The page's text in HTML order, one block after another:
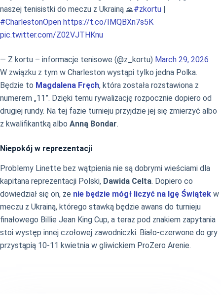
naszej tenisistki do meczu z Ukrainą 🙏#zkortu |
#CharlestonOpen https://t.co/IMQBXn7s5K
pic.twitter.com/Z02VJTHKnu
— Z kortu – informacje tenisowe (@z_kortu) March 29, 2026
W związku z tym w Charleston wystąpi tylko jedna Polka.
Będzie to Magdalena Fręch, która została rozstawiona z
numerem „11”. Dzięki temu rywalizację rozpocznie dopiero od
drugiej rundy. Na tej fazie turnieju przyjdzie jej się zmierzyć albo
z kwalifikantką albo Anną Bondar.
Niepokój w reprezentacji
Problemy Linette bez wątpienia nie są dobrymi wieściami dla
kapitana reprezentacji Polski, Dawida Celta. Dopiero co
dowiedział się on, że nie będzie mógł liczyć na Igę Świątek w
meczu z Ukrainą, którego stawką będzie awans do turnieju
finałowego Billie Jean King Cup, a teraz pod znakiem zapytania
stoi występ innej czołowej zawodniczki. Biało-czerwone do gry
przystąpią 10-11 kwietnia w gliwickiem ProZero Arenie.